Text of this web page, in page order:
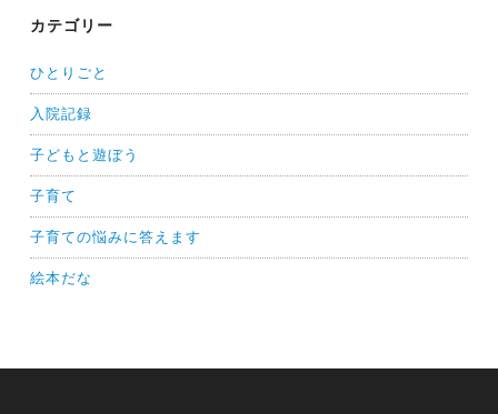
カテゴリー
ひとりごと
入院記録
子どもと遊ぼう
子育て
子育ての悩みに答えます
絵本だな